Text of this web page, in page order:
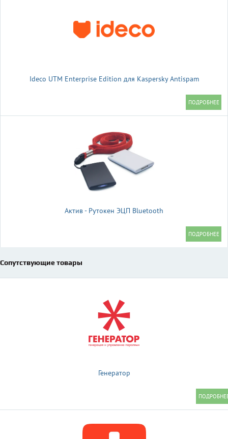
Ideco UTM Enterprise Edition для Kaspersky Antispam
Актив - Рутокен ЭЦП Bluetooth
Сопутствующие товары
Генератор